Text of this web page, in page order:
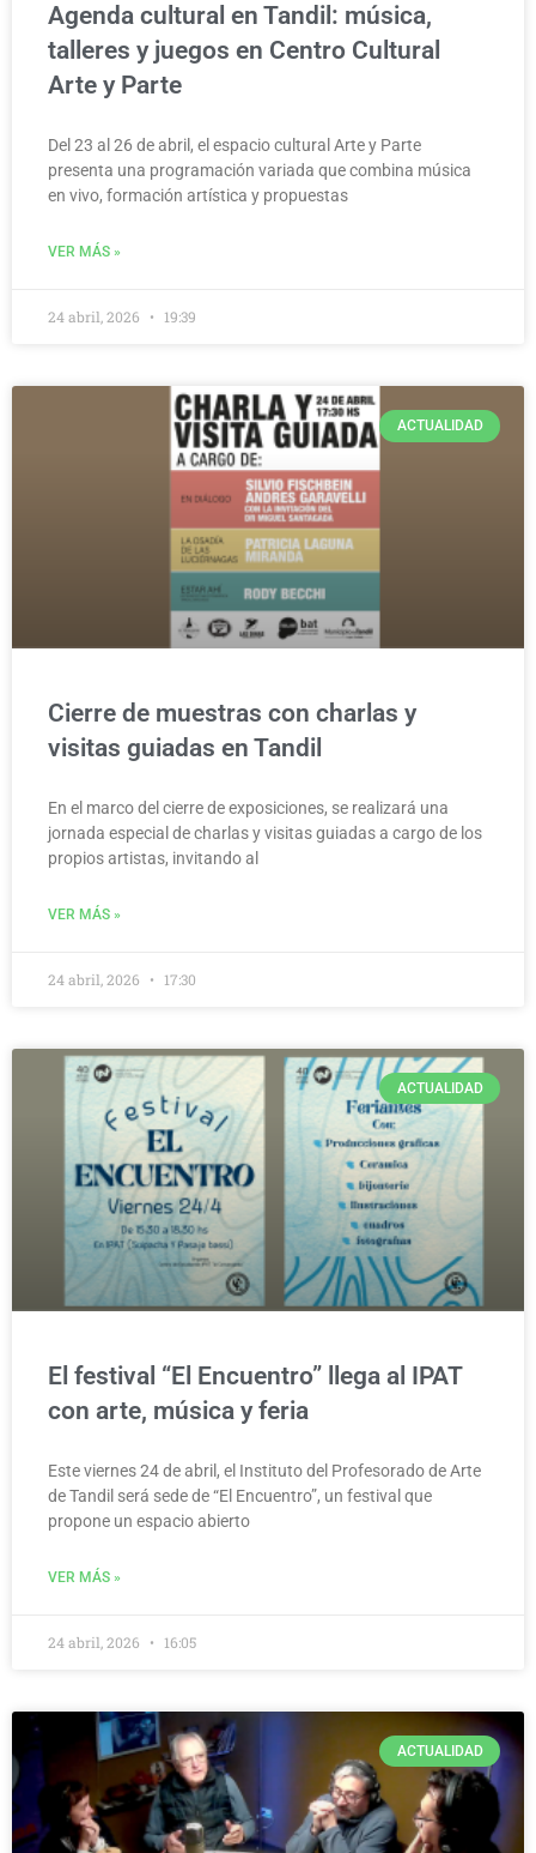
Agenda cultural en Tandil: música,
talleres y juegos en Centro Cultural
Arte y Parte
Del 23 al 26 de abril, el espacio cultural Arte y Parte
presenta una programación variada que combina música
en vivo, formación artística y propuestas
VER MÁS »
24 abril, 2026 19:39
ACTUALIDAD
Cierre de muestras con charlas y
visitas guiadas en Tandil
En el marco del cierre de exposiciones, se realizará una
jornada especial de charlas y visitas guiadas a cargo de los
propios artistas, invitando al
VER MÁS »
24 abril, 2026 17:30
ACTUALIDAD
El festival “El Encuentro” llega al IPAT
con arte, música y feria
Este viernes 24 de abril, el Instituto del Profesorado de Arte
de Tandil será sede de “El Encuentro”, un festival que
propone un espacio abierto
VER MÁS »
24 abril, 2026 16:05
ACTUALIDAD